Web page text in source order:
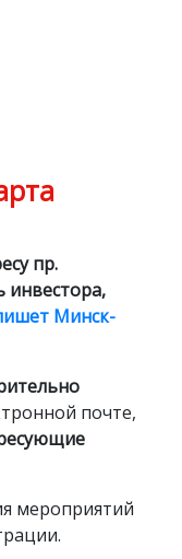
пр.
инвестора,
Минск-
почте,
мероприятий